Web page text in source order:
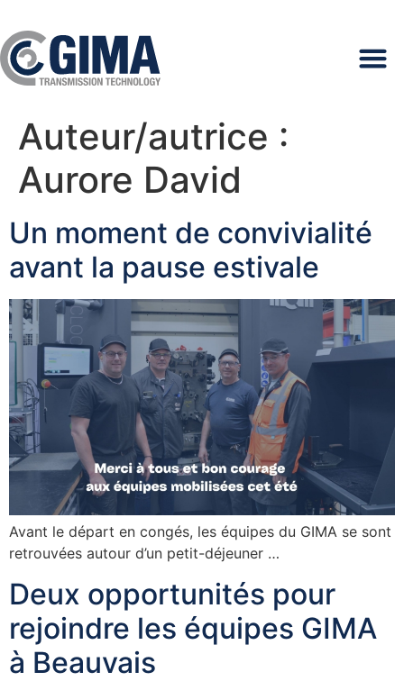
Auteur/autrice :
Aurore David
Un moment de convivialité
avant la pause estivale
Avant le départ en congés, les équipes du GIMA se sont
retrouvées autour d’un petit-déjeuner …
Deux opportunités pour
rejoindre les équipes GIMA
à Beauvais